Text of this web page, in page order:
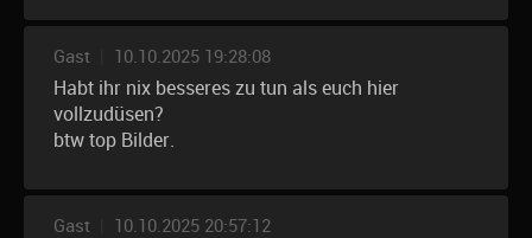
Gast 10.10.2025 19:28:08
Habt ihr nix besseres zu tun als euch hier
vollzudüsen?
btw top Bilder.
Gast 10.10.2025 20:57:12